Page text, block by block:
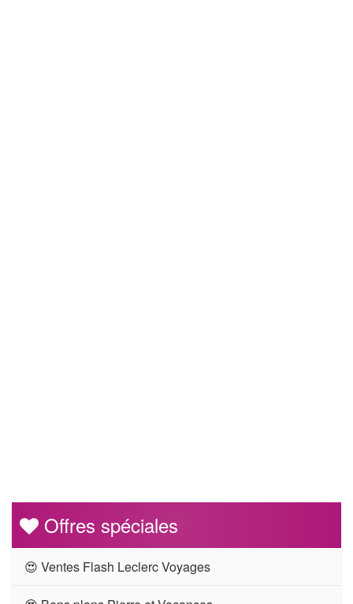
Offres spéciales
😍 Ventes Flash Leclerc Voyages